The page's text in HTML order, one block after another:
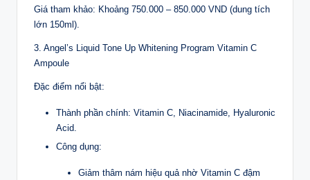
Giá tham khảo: Khoảng 750.000 – 850.000 VND (dung tích
lớn 150ml).
3. Angel’s Liquid Tone Up Whitening Program Vitamin C
Ampoule
Đặc điểm nổi bật:
Thành phần chính: Vitamin C, Niacinamide, Hyaluronic
Acid.
Công dụng:
Giảm thâm nám hiệu quả nhờ Vitamin C đậm